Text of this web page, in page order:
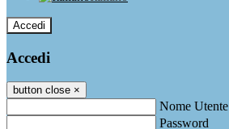
Accedi
Accedi
button close ×
Nome Utente
Password